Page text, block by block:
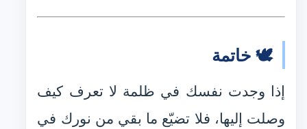
🕊️ خاتمة
إذا وجدت نفسك في ظلمة لا تعرف كيف
وصلت إليها، فلا تضيّع ما بقي من نورك في